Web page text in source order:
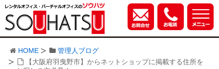
HOME
管理人ブログ
【大阪府羽曳野市】からネットショップに掲載する住所を